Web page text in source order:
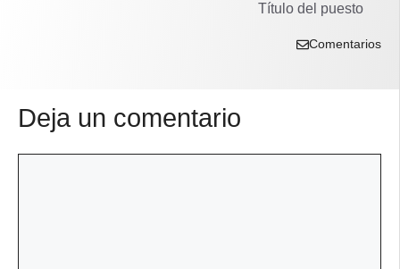
Título del puesto
Comentarios
Deja un comentario